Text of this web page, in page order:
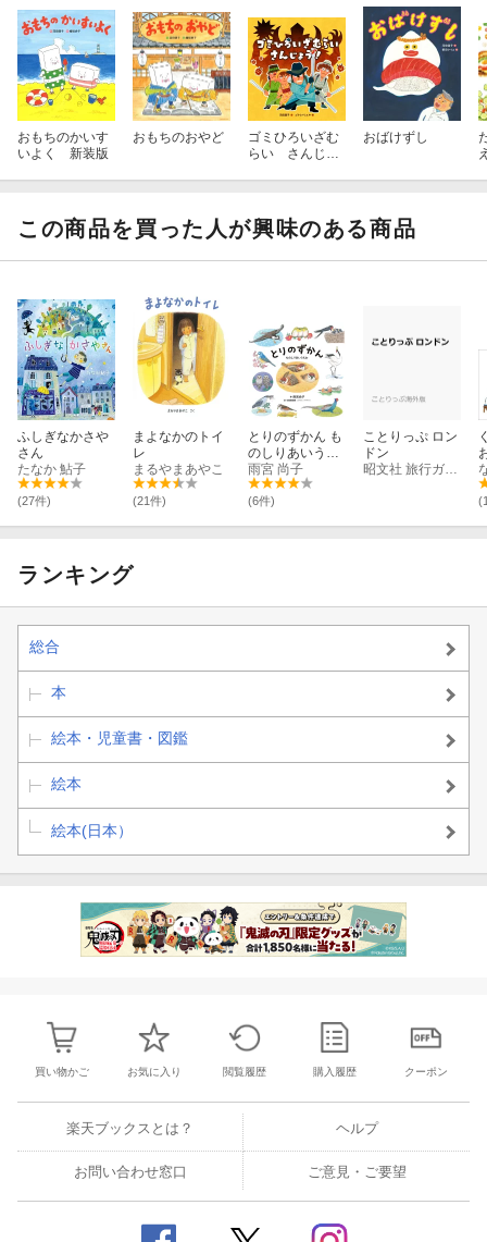
おもちのかいす
いよく 新装版
おもちのおやど
ゴミひろいざむ
らい さんじょ
おばけずし
この商品を買った人が興味のある商品
ふしぎなかさや
さん
たなか 鮎子
(27件)
まよなかのトイ
レ
まるやまあやこ
(21件)
とりのずかん も
のしりあいうえ
お
雨宮 尚子
(6件)
ことりっぷ ロン
ドン
昭文社 旅行ガイドブック 編集部
ランキング
総合
本
絵本・児童書・図鑑
絵本
絵本(日本）
買い物かご お気に入り 閲覧履歴 購入履歴 クーポン
楽天ブックスとは？ ヘルプ
お問い合わせ窓口 ご意見・ご要望